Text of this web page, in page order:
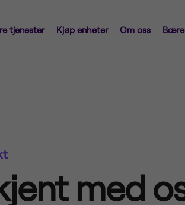
tjenester Kjøp enheter Om oss
med